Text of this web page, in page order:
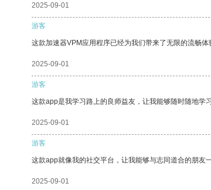
2025-09-01
游客
这款加速器VPM应用程序已经为我们带来了无限的流畅体
2025-09-01
游客
这款app是我学习路上的良师益友，让我能够随时随地学
2025-09-01
游客
这款app就像我的社交平台，让我能够与志同道合的朋友一
2025-09-01